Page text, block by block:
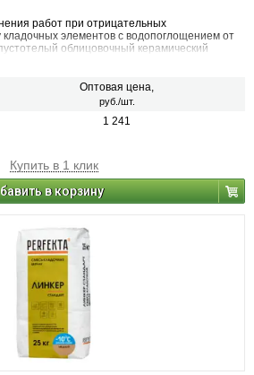
работ при отрицательных
элементов с водопоглощением от
облицовочный керамический
Оптовая цена,
руб./шт.
1 241
Купить в 1 клик
в корзину